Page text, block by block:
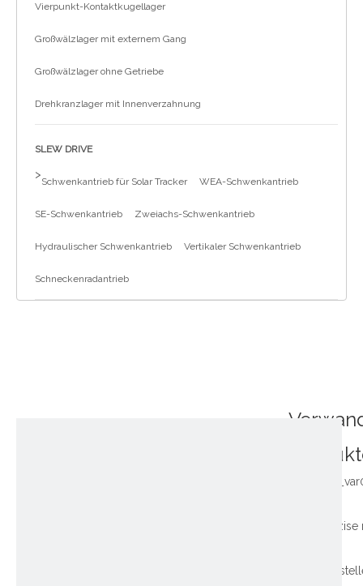
Vierpunkt-Kontaktkugellager
Großwälzlager mit externem Gang
Großwälzlager ohne Getriebe
Drehkranzlager mit Innenverzahnung
SLEW DRIVE
>
Schwenkantrieb für Solar Tracker WEA-Schwenkantrieb
SE-Schwenkantrieb Zweiachs-Schwenkantrieb
Hydraulischer Schwenkantrieb Vertikaler Schwenkantrieb
Schneckenradantrieb